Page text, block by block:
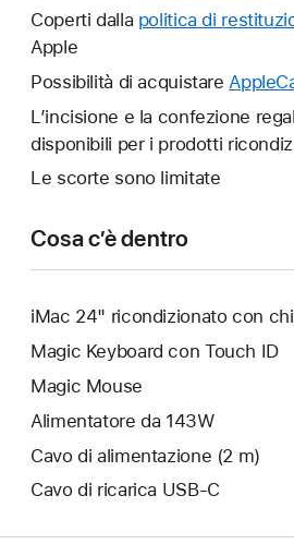
Coperti dalla politica di
Apple
Possibilità di acquistare
L’incisione e la confezione
disponibili per i prodotti
Le scorte sono limitate
Cosa c’è dentro
iMac 24" ricondizionato con
Magic Keyboard con Touch ID
Magic Mouse
Alimentatore da 143W
Cavo di alimentazione (2 m)
Cavo di ricarica USB‑C